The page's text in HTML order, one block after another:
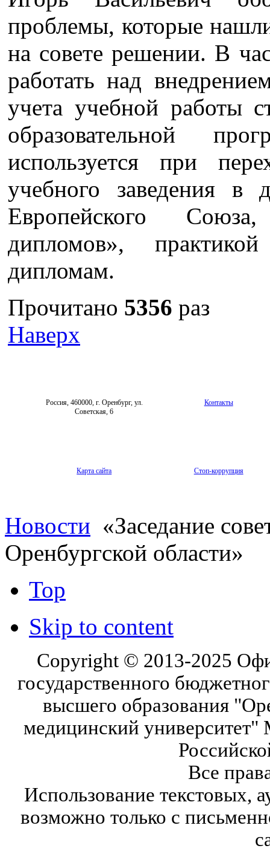
проблемы, которые
на совете решении. В
работать над
учета учебной работы
образовательной
используется при
учебного заведения в
Европейского
дипломов»,
дипломам.
Прочитано 5356 раз
Наверх
Россия, 460000, г. Оренбург, ул.
Советская, 6
Контакты
Карта сайта Стоп-коррупция
Новости «Заседание
Оренбургской области»
Top
Skip to content
Copyright © 2013-2025
государственного
высшего образования
медицинский университет"
Все
Использование текстовых,
возможно только с